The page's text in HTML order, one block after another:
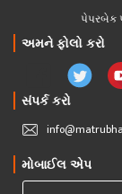
પેપરબેક
અમને ફોલો કરો
સંપર્ક કરો
મોબાઈલ એપ